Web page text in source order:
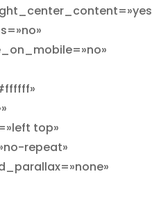
top»
repeat»